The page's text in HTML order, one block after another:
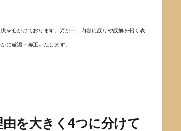
を心がけております。万が一、内容に誤りや誤解を招く表
に確認・修正いたします。
を大きく4つに分けて